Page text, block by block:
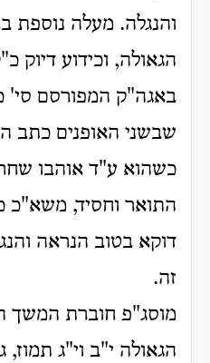
והנגלה. מעלה נוספת
הגאולה, וכידוע דיוק
באגה"ק המפורסם סי'
שבשני האופנים כתב
כשהוא ע"ד אוהבו
התואר וחסיד, משא"כ
דוקא בטוב הנראה
זה.
מוסג"פ חוברת המשך
הגאולה י"ב וי"ג תמוז,